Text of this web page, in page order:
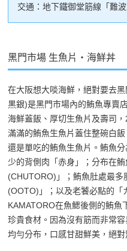
交通：地下鐵御堂筋線「難
黑門市場 生魚片・海鮮丼
在大阪想大啖海鮮，絕對要去
黒銀)是黑門市場內的鮪魚專賣
海鮮蓋飯、厚切生魚片及壽司
滿滿的鮪魚生魚片蓋住整碗白
還是單吃的鮪魚生魚片。鮪魚
少的背側肉「赤身」；分布在
(CHUTORO)」；鮪魚肚處最多
(OOTO)」；以及老饕必點的「
KAMATORO在魚鰓後側的鮪魚
珍貴食材。因為沒有筋而非常
均勻分布，口感甘甜鮮美，絕對